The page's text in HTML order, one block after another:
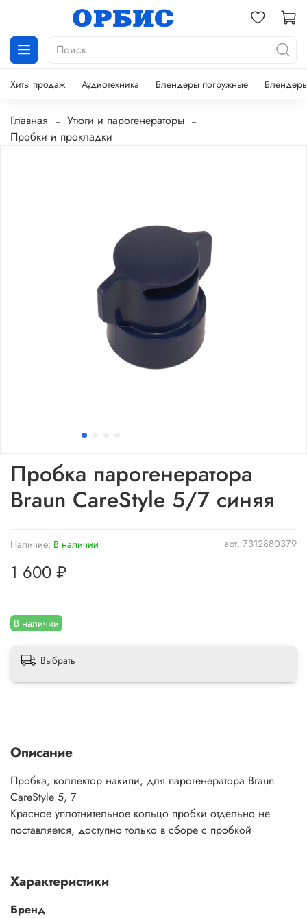
Хиты продаж Аудиотехника Блендеры погружные
Главная
Утюги и парогенераторы
Пробки и прокладки
арт. 7312880379
Наличие: В наличии
В наличии
Пробка парогенератора
Braun CareStyle 5/7 синяя
1 600 ₽
Выбрать
Описание
Пробка, коллектор накипи, для парогенератора Braun
CareStyle 5, 7
Красное уплотнительное кольцо пробки отдельно не
поставляется, доступно только в сборе с пробкой
Характеристики
Бренд